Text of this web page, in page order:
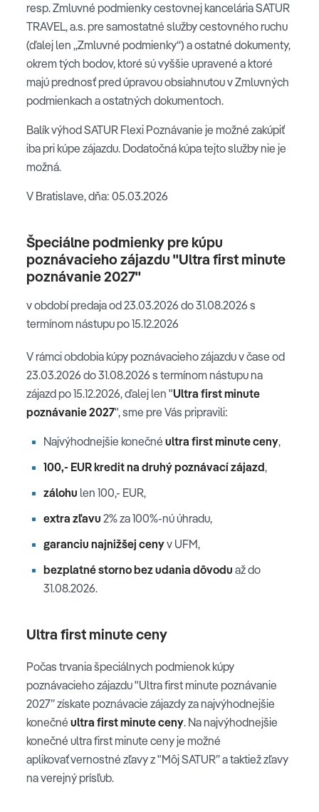
resp. Zmluvné podmienky cestovnej kancelária SATUR
TRAVEL, a.s. pre samostatné služby cestovného ruchu
(ďalej len „Zmluvné podmienky“) a ostatné dokumenty,
okrem tých bodov, ktoré sú vyššie upravené a ktoré
majú prednosť pred úpravou obsiahnutou v Zmluvných
podmienkach a ostatných dokumentoch.
Balík výhod SATUR Flexi Poznávanie je možné zakúpiť
iba pri kúpe zájazdu. Dodatočná kúpa tejto služby nie je
možná.
V Bratislave, dňa: 05.03.2026
Špeciálne podmienky pre kúpu
poznávacieho zájazdu "Ultra first minute
poznávanie 2027"
v období predaja od 23.03.2026 do 31.08.2026 s
termínom nástupu po 15.12.2026
V rámci obdobia kúpy poznávacieho zájazdu v čase od
23.03.2026 do 31.08.2026 s termínom nástupu na
zájazd po 15.12.2026, ďalej len "Ultra first minute
poznávanie 2027", sme pre Vás pripravili:
Najvýhodnejšie konečné ultra first minute ceny,
100,- EUR kredit na druhý poznávací zájazd,
zálohu len 100,- EUR,
extra zľavu 2% za 100%-nú úhradu,
garanciu najnižšej cenyv UFM,
bezplatné storno bez udania dôvodu až do
31.08.2026.
Ultra first minute ceny
Počas trvania špeciálnych podmienok kúpy
poznávacieho zájazdu "Ultra first minute poznávanie
2027” získate poznávacie zájazdy za najvýhodnejšie
konečné ultra first minute ceny. Na najvýhodnejšie
konečné ultra first minute ceny je možné
aplikovať vernostné zľavy z "Môj SATUR” a taktiež zľavy
na verejný prísľub.